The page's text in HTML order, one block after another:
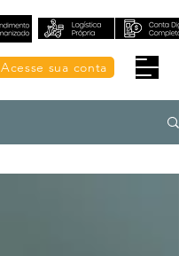
Acesse sua conta